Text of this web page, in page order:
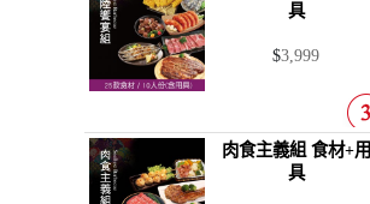
具
$3,999
肉食主義組 食材+用
具